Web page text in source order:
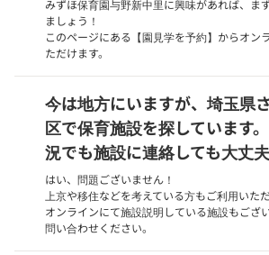
みずほ保育園与野新中里に興味があれば、ま
ましょう！
このページにある【園見学を予約】からオン
ただけます。
今は地方にいますが、埼玉県
区で保育施設を探しています
況でも施設に連絡しても大丈
はい、問題ございません！
上京や移住などを考えている方もご利用いただ
オンラインにて施設説明している施設もござ
問い合わせください。